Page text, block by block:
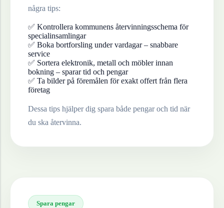
några tips:
✅ Kontrollera kommunens återvinningsschema för
specialinsamlingar
✅ Boka bortforsling under vardagar – snabbare
service
✅ Sortera elektronik, metall och möbler innan
bokning – sparar tid och pengar
✅ Ta bilder på föremålen för exakt offert från flera
företag
Dessa tips hjälper dig spara både pengar och tid när
du ska återvinna.
Spara pengar